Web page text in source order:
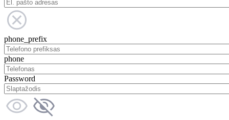
phone_prefix
phone
Password